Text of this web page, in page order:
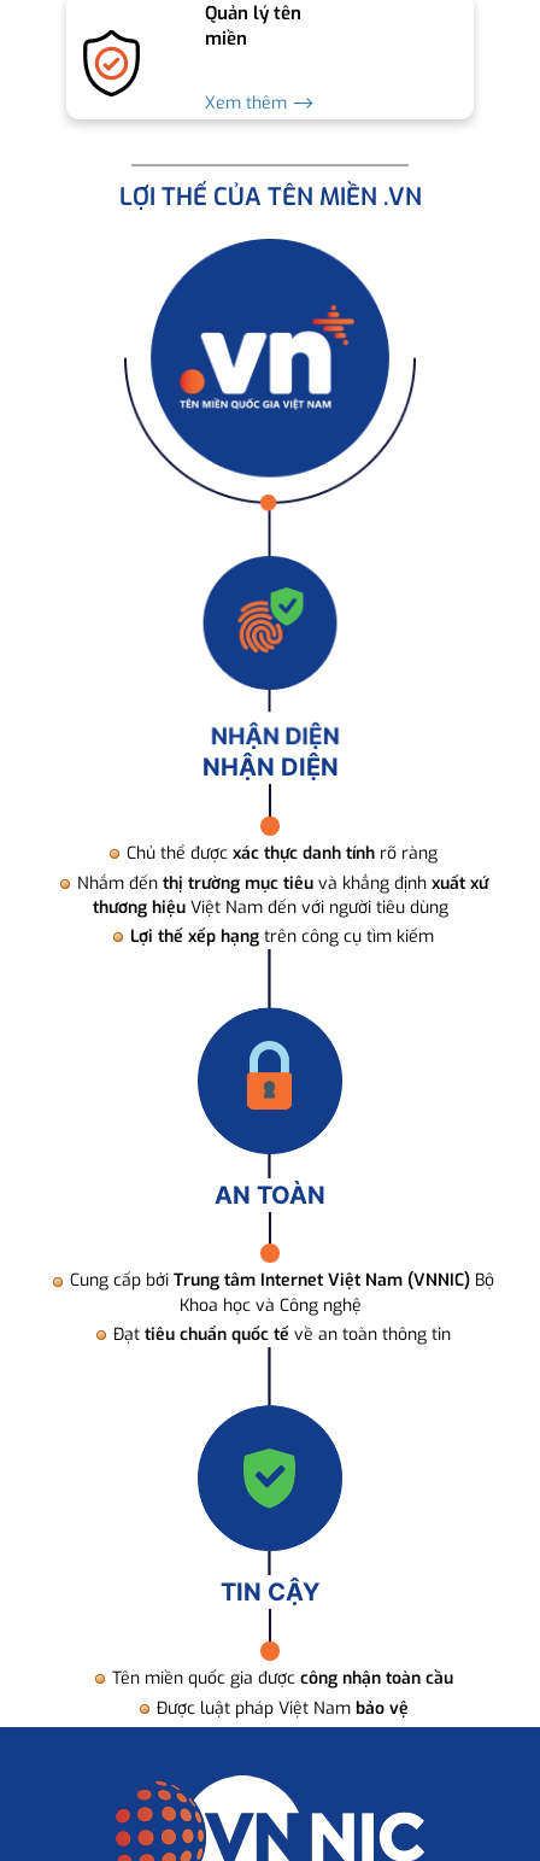
Quản lý tên
miền
Xem thêm ⟶
LỢI THẾ CỦA TÊN MIỀN .VN
NHẬN DIỆN
Chủ thể được xác thực danh tính rõ ràng
Nhắm đến thị trường mục tiêuvà khẳng định xuất xứ
thương hiệuViệt Nam đến với người tiêu dùng
Lợi thế xếp hạng trên công cụ tìm kiếm
AN TOÀN
Cung cấp bởi Trung tâm Internet Việt Nam (VNNIC) Bộ
Khoa học và Công nghệ
Đạt tiêu chuẩn quốc tế về an toàn thông tin
TIN CẬY
Tên miền quốc gia được công nhận toàn cầu
Được luật pháp Việt Nam bảo vệ